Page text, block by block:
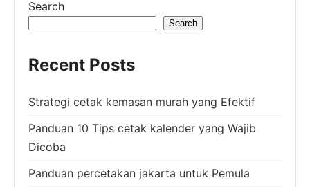
Search
Search
Recent Posts
Strategi cetak kemasan murah yang Efektif
Panduan 10 Tips cetak kalender yang Wajib
Dicoba
Panduan percetakan jakarta untuk Pemula